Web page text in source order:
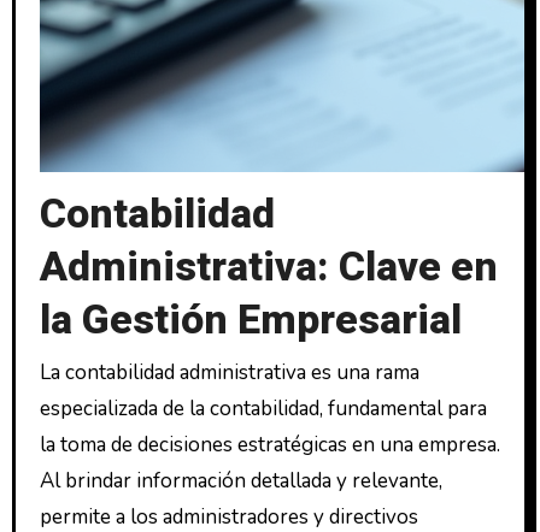
Contabilidad
Administrativa: Clave en
la Gestión Empresarial
La contabilidad administrativa es una rama
especializada de la contabilidad, fundamental para
la toma de decisiones estratégicas en una empresa.
Al brindar información detallada y relevante,
permite a los administradores y directivos